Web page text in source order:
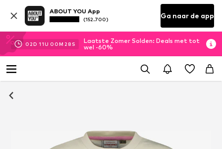
ABOUT YOU App
(152.700) Ga naar de app
02D 11U 00M 27 S
Laatste Zomer Solden: Deals met tot
wel -60%